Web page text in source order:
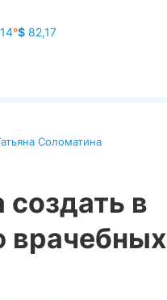
°$82,17
Соломатина
в
врачебных